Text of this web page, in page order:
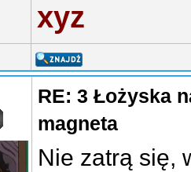
xyz
RE: 3 Łożyska
magneta
Nie zatrą się,